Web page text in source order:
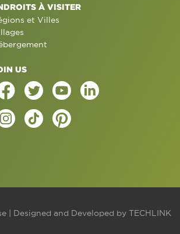
À VISITER
et Villes
US
| Designed and Developed by TECHLINK